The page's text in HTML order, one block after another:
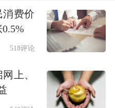
、中国银行
、
中国移动
别位居前七名，中
为第十名。
司股价已累计上
消费价
518评论
上、